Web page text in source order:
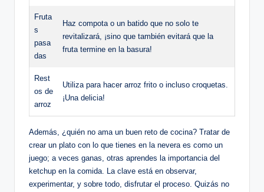
Fruta
s
pasa
das
Haz compota o un batido que no solo te
revitalizará, ¡sino que también evitará que la
fruta termine en la basura!
Rest
os de
arroz
Utiliza para hacer arroz frito o incluso croquetas.
¡Una delicia!
Además, ¿quién no ama un buen reto de cocina? Tratar de
crear un plato con lo que tienes en la nevera es como un
juego; a veces ganas, otras aprendes la importancia del
ketchup en la comida. La clave está en observar,
experimentar, y sobre todo, disfrutar el proceso. Quizás no